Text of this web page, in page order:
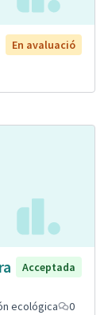
En avaluació
Acceptada
ecológica
0